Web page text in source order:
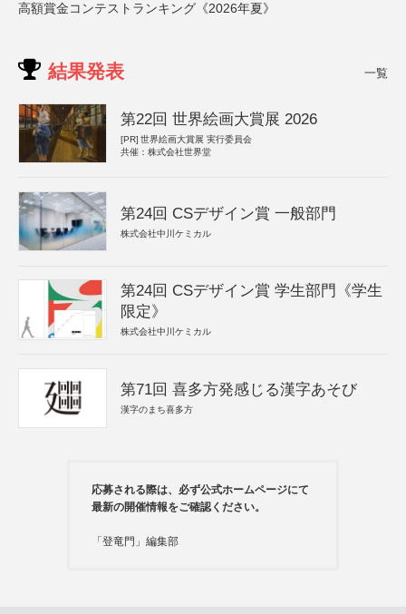
高額賞金コンテストランキング《2026年夏》
結果発表 一覧
第22回 世界絵画大賞展 2026
[PR] 世界絵画大賞展 実行委員会
共催：株式会社世界堂
第24回 CSデザイン賞 一般部門
株式会社中川ケミカル
第24回 CSデザイン賞 学生部門《学生
限定》
株式会社中川ケミカル
第71回 喜多方発感じる漢字あそび
漢字のまち喜多方
応募される際は、必ず公式ホームページにて
最新の開催情報をご確認ください。
「登竜門」編集部